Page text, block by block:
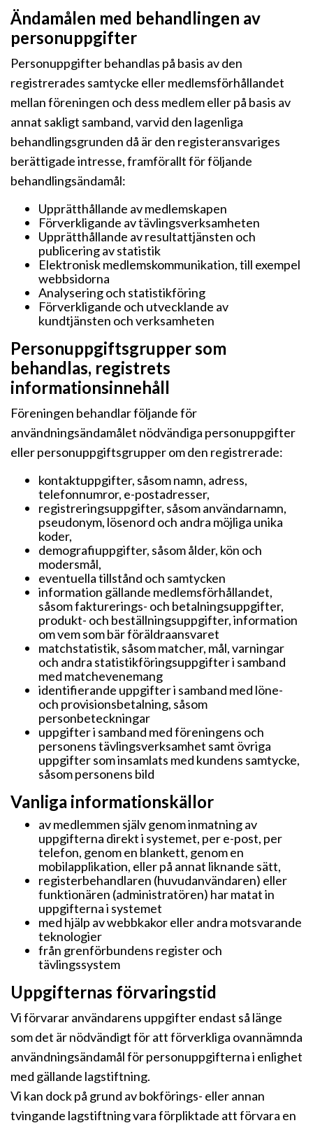
Ändamålen med behandlingen av
personuppgifter
Personuppgifter behandlas på basis av den
registrerades samtycke eller medlemsförhållandet
mellan föreningen och dess medlem eller på basis av
annat sakligt samband, varvid den lagenliga
behandlingsgrunden då är den registeransvariges
berättigade intresse, framförallt för följande
behandlingsändamål:
Upprätthållande av medlemskapen
Förverkligande av tävlingsverksamheten
Upprätthållande av resultattjänsten och
publicering av statistik
Elektronisk medlemskommunikation, till exempel
webbsidorna
Analysering och statistikföring
Förverkligande och utvecklande av
kundtjänsten och verksamheten
Personuppgiftsgrupper som
behandlas, registrets
informationsinnehåll
Föreningen behandlar följande för
användningsändamålet nödvändiga personuppgifter
eller personuppgiftsgrupper om den registrerade:
kontaktuppgifter, såsom namn, adress,
telefonnumror, e-postadresser,
registreringsuppgifter, såsom användarnamn,
pseudonym, lösenord och andra möjliga unika
koder,
demografiuppgifter, såsom ålder, kön och
modersmål,
eventuella tillstånd och samtycken
information gällande medlemsförhållandet,
såsom fakturerings- och betalningsuppgifter,
produkt- och beställningsuppgifter, information
om vem som bär föräldraansvaret
matchstatistik, såsom matcher, mål, varningar
och andra statistikföringsuppgifter i samband
med matchevenemang
identifierande uppgifter i samband med löne-
och provisionsbetalning, såsom
personbeteckningar
uppgifter i samband med föreningens och
personens tävlingsverksamhet samt övriga
uppgifter som insamlats med kundens samtycke,
såsom personens bild
Vanliga informationskällor
av medlemmen själv genom inmatning av
uppgifterna direkt i systemet, per e-post, per
telefon, genom en blankett, genom en
mobilapplikation, eller på annat liknande sätt,
registerbehandlaren (huvudanvändaren) eller
funktionären (administratören) har matat in
uppgifterna i systemet
med hjälp av webbkakor eller andra motsvarande
teknologier
från grenförbundens register och
tävlingssystem
Uppgifternas förvaringstid
Vi förvarar användarens uppgifter endast så länge
som det är nödvändigt för att förverkliga ovannämnda
användningsändamål för personuppgifterna i enlighet
med gällande lagstiftning.
Vi kan dock på grund av bokförings- eller annan
tvingande lagstiftning vara förpliktade att förvara en